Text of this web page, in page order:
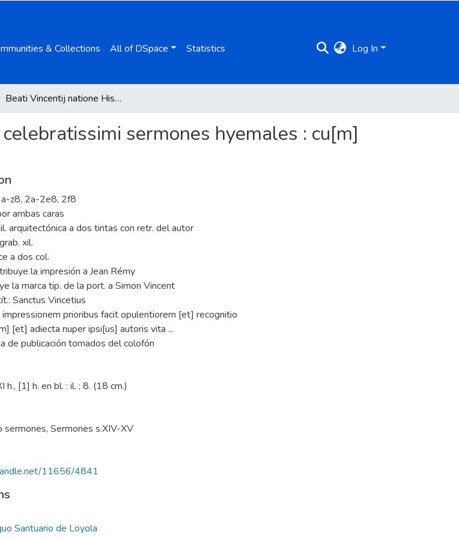
& Collections All of DSpace Statistics Log In
Beati Vincentij natione Hispani ... celebratissimi sermones hyemales : cu[m] eorum indice luculentissimo.
sermones hyemales : cu[m]
a-z8, 2a-2e8, 2f8
ambas caras
arquitectónica a dos tintas con retr. del autor
xil.
a dos col.
la impresión a Jean Rémy
la marca tip. de la port. a Simon Vincent
Sanctus Vincetius
impressionem prioribus facit opulentiorem [et] recognitio
[et] adiecta nuper ipsi[us] autoris vita ...
de publicación tomados del colofón
h., [1] h. en bl. : il. ; 8. (18 cm.)
sermones, Sermones s.XIV-XV
11656/4841
Santuario de Loyola